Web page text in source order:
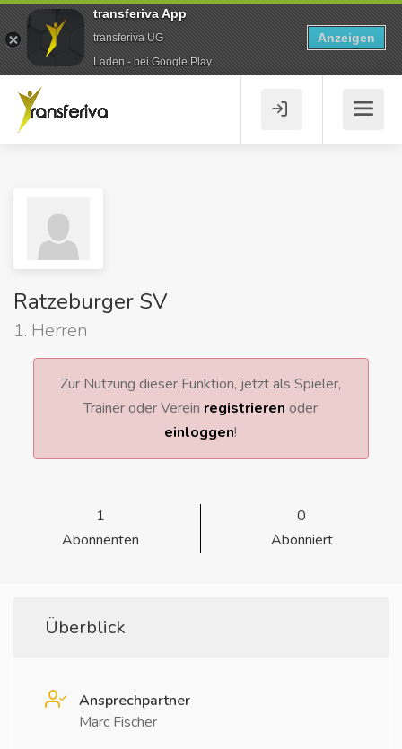
Ratzeburger SV
1. Herren
Zur Nutzung dieser Funktion, jetzt als Spieler,
Trainer oder Verein registrieren oder
einloggen!
1
Abonnenten
0
Abonniert
Überblick
Ansprechpartner
Marc Fischer
transferiva App
transferiva UG
Laden - bei Google Play
Anzeigen